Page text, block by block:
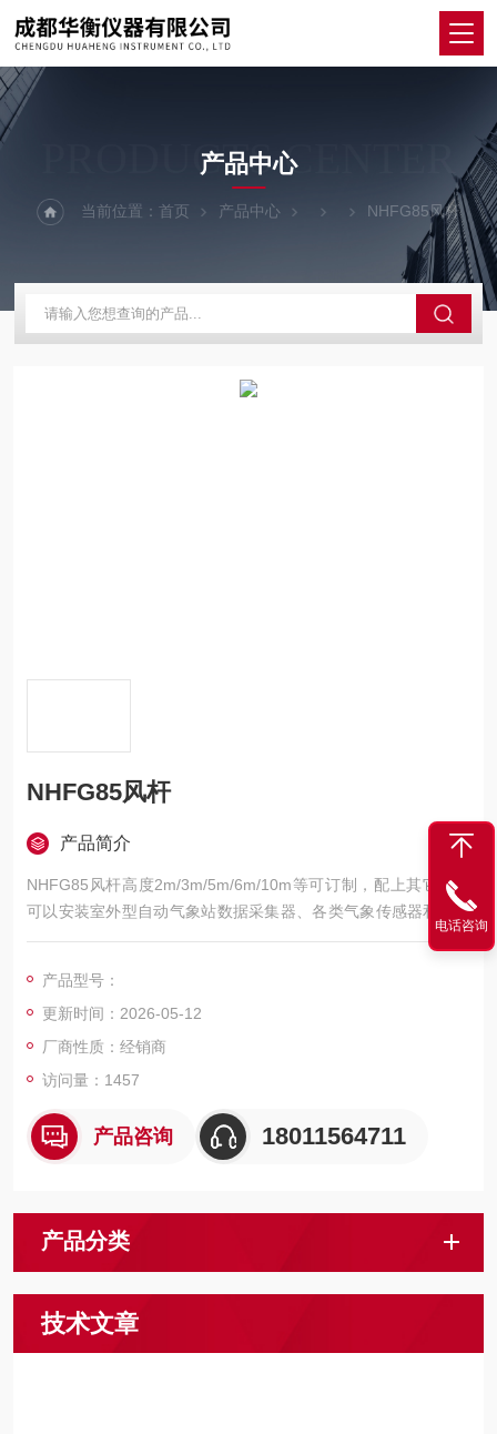
PRODUCTS CENTER
产品中心
当前位置： 首页 产品中心 NHFG85风杆
NHFG85风杆
产品简介
NHFG85风杆高度2m/3m/5m/6m/10m等可订制，配上其它附件
可以安装室外型自动气象站数据采集器、各类气象传感器和小型
防辐射通风罩等。该风杆具有材质强度高、外形美观、安装方
同的环境。
产品型号：
更新时间：2026-05-12
厂商性质：经销商
访问量：1457
产品咨询 18011564711
产品分类
技术文章
电话咨询